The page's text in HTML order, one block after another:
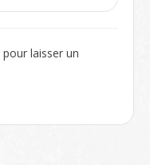
pour laisser un